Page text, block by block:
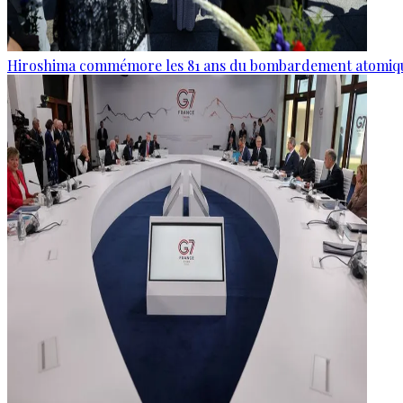
Hiroshima commémore les 81 ans du bombardement